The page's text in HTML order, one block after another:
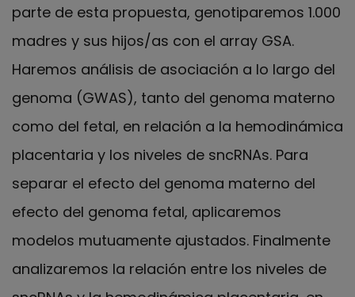
parte de esta propuesta, genotiparemos 1.000
madres y sus hijos/as con el array GSA.
Haremos análisis de asociación a lo largo del
genoma (GWAS), tanto del genoma materno
como del fetal, en relación a la hemodinámica
placentaria y los niveles de sncRNAs. Para
separar el efecto del genoma materno del
efecto del genoma fetal, aplicaremos
modelos mutuamente ajustados. Finalmente
analizaremos la relación entre los niveles de